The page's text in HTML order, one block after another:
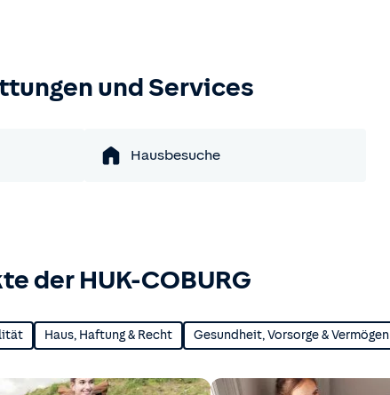
und Services
Hausbesuche
der HUK-COBURG
Haus, Haftung & Recht Gesundheit, Vorsorge & Vermögen